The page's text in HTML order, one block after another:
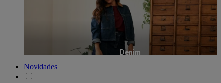
Denim
Novidades